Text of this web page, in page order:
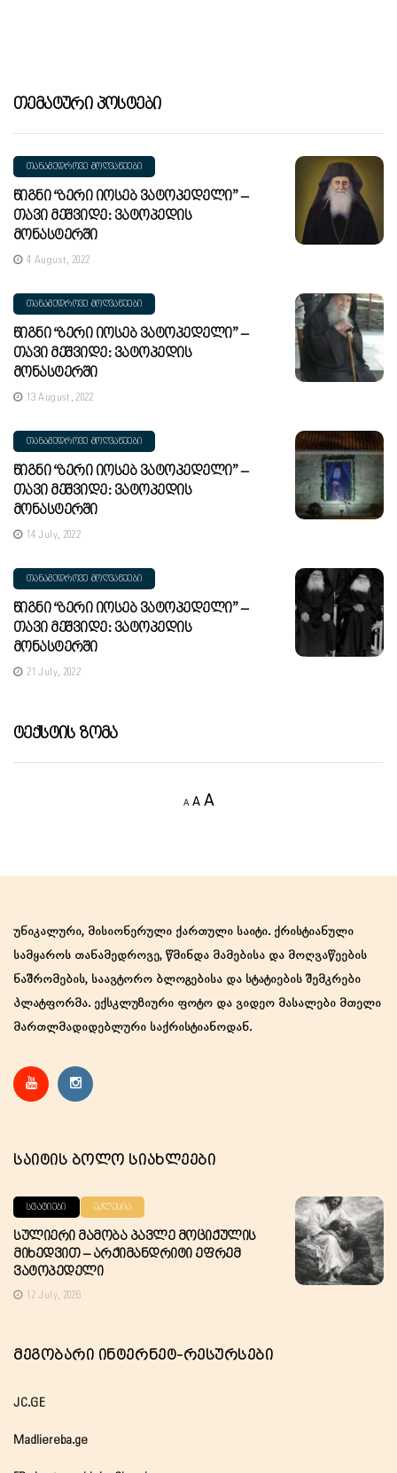
Თემატური Პოსტები
ᲗᲐᲜᲐᲛᲔᲓᲠᲝᲕᲔ ᲛᲝᲦᲕᲐᲬᲔᲔᲑᲘ
Წიგნი “ბერი Იოსებ Ვატოპედელი” –
Თავი Მეშვიდე: Ვატოპედის
Მონასტერში
4 August, 2022
ᲗᲐᲜᲐᲛᲔᲓᲠᲝᲕᲔ ᲛᲝᲦᲕᲐᲬᲔᲔᲑᲘ
Წიგნი “ბერი Იოსებ Ვატოპედელი” –
Თავი Მეშვიდე: Ვატოპედის
Მონასტერში
13 August, 2022
ᲗᲐᲜᲐᲛᲔᲓᲠᲝᲕᲔ ᲛᲝᲦᲕᲐᲬᲔᲔᲑᲘ
Წიგნი “ბერი Იოსებ Ვატოპედელი” –
Თავი Მეშვიდე: Ვატოპედის
Მონასტერში
14 July, 2022
ᲗᲐᲜᲐᲛᲔᲓᲠᲝᲕᲔ ᲛᲝᲦᲕᲐᲬᲔᲔᲑᲘ
Წიგნი “ბერი Იოსებ Ვატოპედელი” –
Თავი Მეშვიდე: Ვატოპედის
Მონასტერში
21 July, 2022
Ტექსტის Ზომა
A
Decrease
A Reset
AIncrease
უნიკალური, მისიონერული ქართული საიტი. ქრისტიანული
სამყაროს თანამედროვე, წმინდა მამებისა და მოღვაწეების
ნაშრომების, საავტორო ბლოგებისა და სტატიების შემკრები
პლატფორმა. ექსკლუზიური ფოტო და ვიდეო მასალები მთელი
მართლმადიდებლური საქრისტიანოდან.
Საიტის Ბოლო Სიახლეები
ᲡᲢᲐᲢᲘᲔᲑᲘ ᲔᲙᲚᲔᲡᲘᲐ
Სულიერი Მამობა Პავლე Მოციქულის
Მიხედვით – Არქიმანდრიტი Ეფრემ
Ვატოპედელი
12 July, 2026
Მეგობარი Ინტერნეტ-Რესურსები
JC.GE
Madliereba.ge